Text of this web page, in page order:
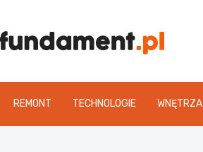
REMONT TECHNOLOGIE WNĘTRZA